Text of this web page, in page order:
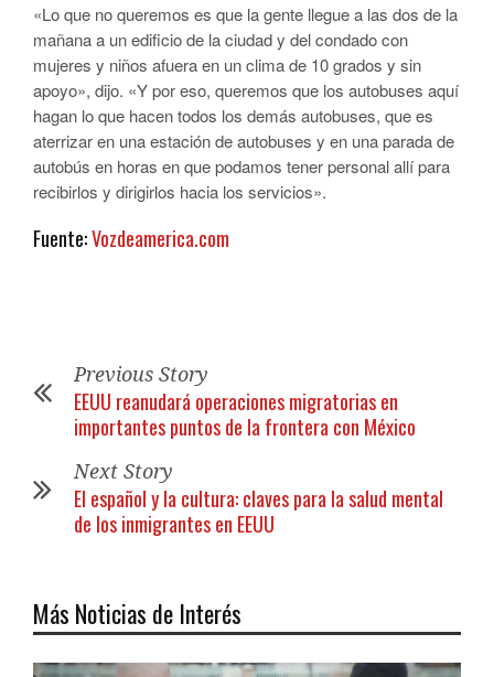
«Lo que no queremos es que la gente llegue a las dos de la
mañana a un edificio de la ciudad y del condado con
mujeres y niños afuera en un clima de 10 grados y sin
apoyo», dijo. «Y por eso, queremos que los autobuses aquí
hagan lo que hacen todos los demás autobuses, que es
aterrizar en una estación de autobuses y en una parada de
autobús en horas en que podamos tener personal allí para
recibirlos y dirigirlos hacia los servicios».
Fuente:Vozdeamerica.com
Previous Story
EEUU reanudará operaciones migratorias en
importantes puntos de la frontera con México
Next Story
El español y la cultura: claves para la salud mental
de los inmigrantes en EEUU
Más Noticias de Interés